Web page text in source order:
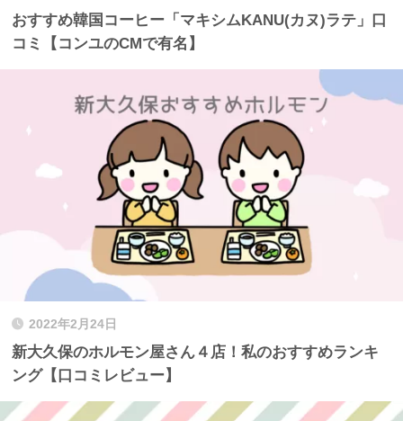
おすすめ韓国コーヒー「マキシムKANU(カヌ)ラテ」口
コミ【コンユのCMで有名】
2022年2月24日
新大久保のホルモン屋さん４店！私のおすすめランキ
ング【口コミレビュー】